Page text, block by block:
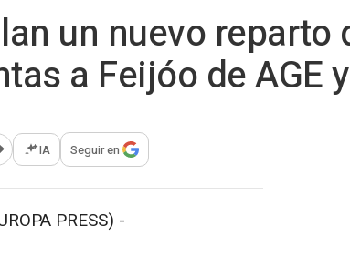
un nuevo
a Feijóo de AGE
opciones para compartir
IA Seguir en
PRESS) -